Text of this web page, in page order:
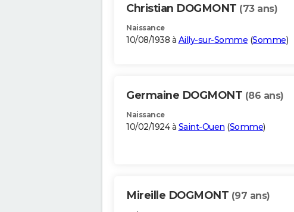
Christian DOGMONT (73 ans)
Naissance
10/08/1938 à Ailly-sur-Somme (Somme)
Germaine DOGMONT (86 ans)
Naissance
10/02/1924 à Saint-Ouen (Somme)
Mireille DOGMONT (97 ans)